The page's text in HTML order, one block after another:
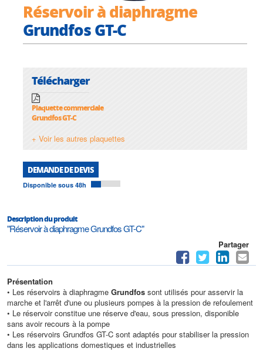
Réservoir à diaphragme
Grundfos GT-C
Télécharger
Plaquette commerciale
Grundfos GT-C
+ Voir les autres plaquettes
DEMANDE DE DEVIS
Disponible sous 48h
Description du produit
"Réservoir à diaphragme Grundfos GT-C"
Partager
Présentation
• Les réservoirs à diaphragme Grundfos sont utilisés pour asservir la
marche et l'arrêt d'une ou plusieurs pompes à la pression de refoulement
• Le réservoir constitue une réserve d'eau, sous pression, disponible
sans avoir recours à la pompe
• Les réservoirs Grundfos GT-C sont adaptés pour stabiliser la pression
dans les applications domestiques et industrielles